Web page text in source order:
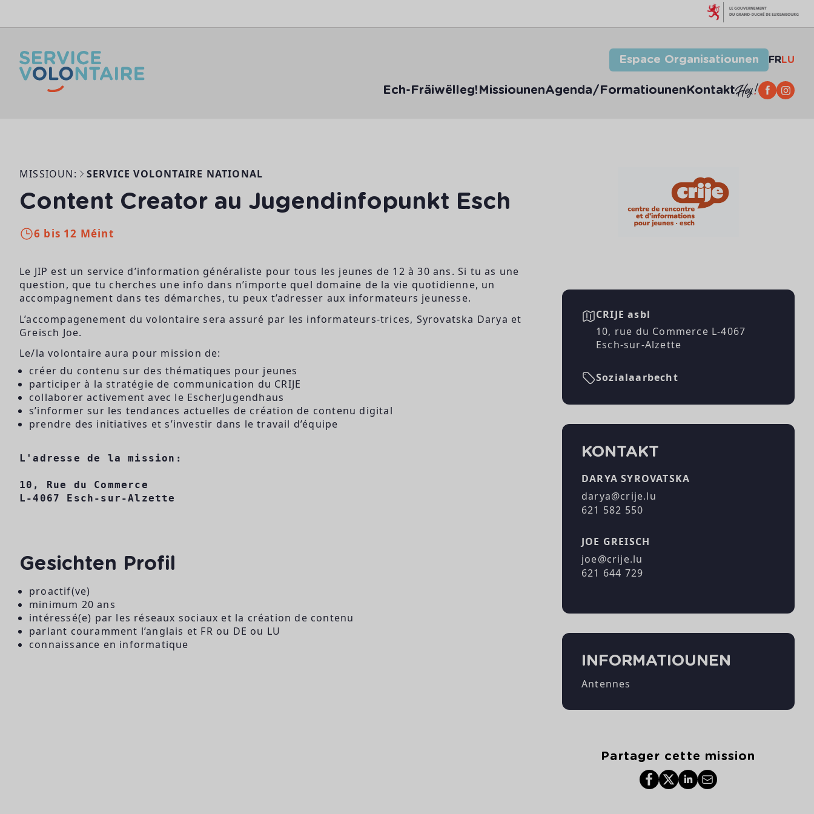
Espace Organisatiounen FRLU
Ech-Fräiwëlleg! MissiounenAgenda/FormatiounenKontakt
MISSIOUN: SERVICE VOLONTAIRE NATIONAL
Content Creator au Jugendinfopunkt Esch
6 bis 12 Méint
Le JIP est un service d’information généraliste pour tous les jeunes de 12 à 30 ans. Si tu as une
question, que tu cherches une info dans n’importe quel domaine de la vie quotidienne, un
accompagnement dans tes démarches, tu peux t’adresser aux informateurs jeunesse.
L’accompagenement du volontaire sera assuré par les informateurs-trices, Syrovatska Darya et
Greisch Joe.
Le/la volontaire aura pour mission de:
créer du contenu sur des thématiques pour jeunes
participer à la stratégie de communication du CRIJE
collaborer activement avec le EscherJugendhaus
s’informer sur les tendances actuelles de création de contenu digital
prendre des initiatives et s’investir dans le travail d’équipe
L'adresse de la mission:
10, Rue du Commerce
L-4067 Esch-sur-Alzette
Gesichten Profil
proactif(ve)
minimum 20 ans
intéressé(e) par les réseaux sociaux et la création de contenu
parlant couramment l’anglais et FR ou DE ou LU
connaissance en informatique
CRIJE asbl
10, rue du Commerce L-4067
Esch-sur-Alzette
Sozialaarbecht
KONTAKT
DARYA SYROVATSKA
darya@crije.lu
621 582 550
JOE GREISCH
joe@crije.lu
621 644 729
INFORMATIOUNEN
Antennes
Partager cette mission